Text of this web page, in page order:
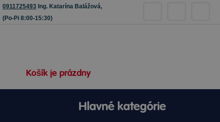
0911725493 Ing. Katarína Balážová,
(Po-Pi 8:00-15:30)
Košík je prázdny
Hlavné kategórie